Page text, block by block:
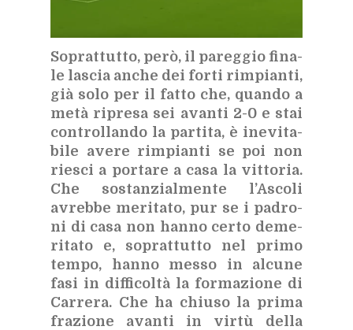
So­prat­tut­to, però, il pa­reg­gio fi­na­
le la­scia an­che dei for­ti rim­pian­ti,
già solo per il fat­to che, quan­do a
metà ri­pre­sa sei avan­ti 2-0 e stai
con­trol­lan­do la par­ti­ta, è ine­vi­ta­
bi­le ave­re rim­pian­ti se poi non
rie­sci a por­ta­re a casa la vit­to­ria.
Che so­stan­zial­men­te l’A­sco­li
avreb­be me­ri­ta­to, pur se i pa­dro­
ni di casa non han­no cer­to de­me­
ri­ta­to e, so­prat­tut­to nel pri­mo
tem­po, han­no mes­so in al­cu­ne
fasi in dif­fi­col­tà la for­ma­zio­ne di
Car­re­ra. Che ha chiu­so la pri­ma
fra­zio­ne avan­ti in vir­tù del­la